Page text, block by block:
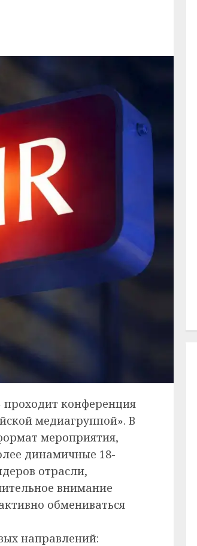
проходит конференция
медиагруппой». В
мероприятия,
динамичные 18-
отрасли,
внимание
обмениваться
направлений: